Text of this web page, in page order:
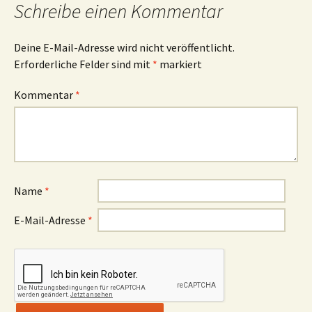
Schreibe einen Kommentar
Deine E-Mail-Adresse wird nicht veröffentlicht.
Erforderliche Felder sind mit * markiert
Kommentar *
Name *
E-Mail-Adresse *